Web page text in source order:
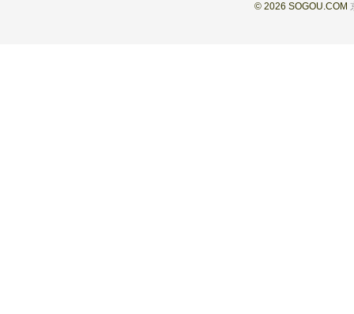
© 2026 SOGOU.COM